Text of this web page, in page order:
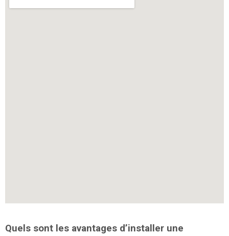
Quels sont les avantages d’installer une